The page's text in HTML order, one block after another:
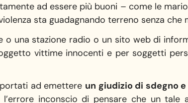
ad essere più buoni – come le
sta guadagnando terreno senza che
o una stazione radio o un sito web di
vittime innocenti e per soggetti
ad emettere un giudizio di sdegno
l’errore inconscio di pensare che un